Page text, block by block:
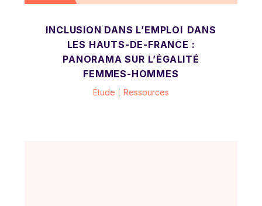
INCLUSION DANS L’EMPLOI DANS
LES HAUTS-DE-FRANCE :
PANORAMA SUR L’ÉGALITÉ
FEMMES-HOMMES
Étude Ressources